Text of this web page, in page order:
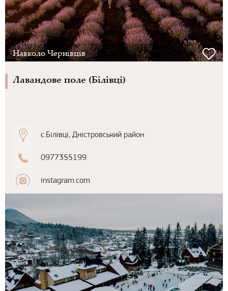
Навколо Чернівців
Лавандове поле (Білівці)
с.Білівці, Дністровський район
0977355199
instagram.com